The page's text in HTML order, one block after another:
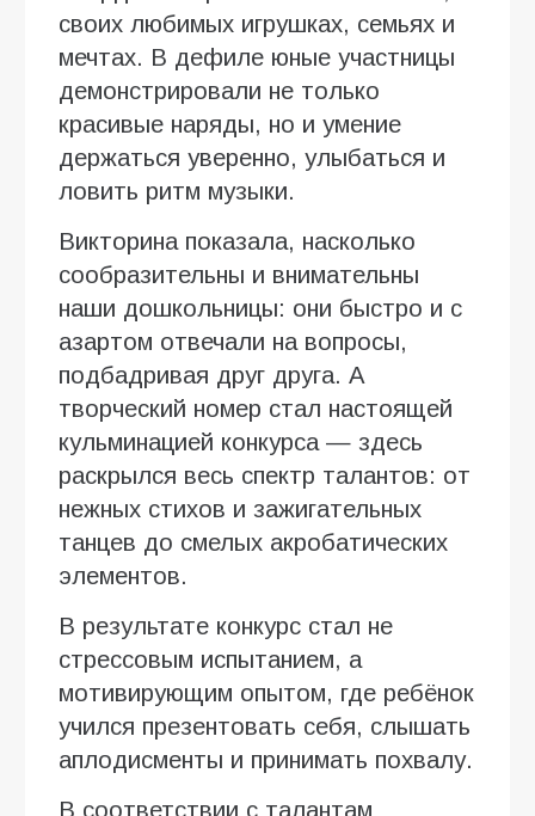
своих любимых игрушках, семьях и
мечтах. В дефиле юные участницы
демонстрировали не только
красивые наряды, но и умение
держаться уверенно, улыбаться и
ловить ритм музыки.
Викторина показала, насколько
сообразительны и внимательны
наши дошкольницы: они быстро и с
азартом отвечали на вопросы,
подбадривая друг друга. А
творческий номер стал настоящей
кульминацией конкурса — здесь
раскрылся весь спектр талантов: от
нежных стихов и зажигательных
танцев до смелых акробатических
элементов.
В результате конкурс стал не
стрессовым испытанием, а
мотивирующим опытом, где ребёнок
учился презентовать себя, слышать
аплодисменты и принимать похвалу.
В соответствии с талантам